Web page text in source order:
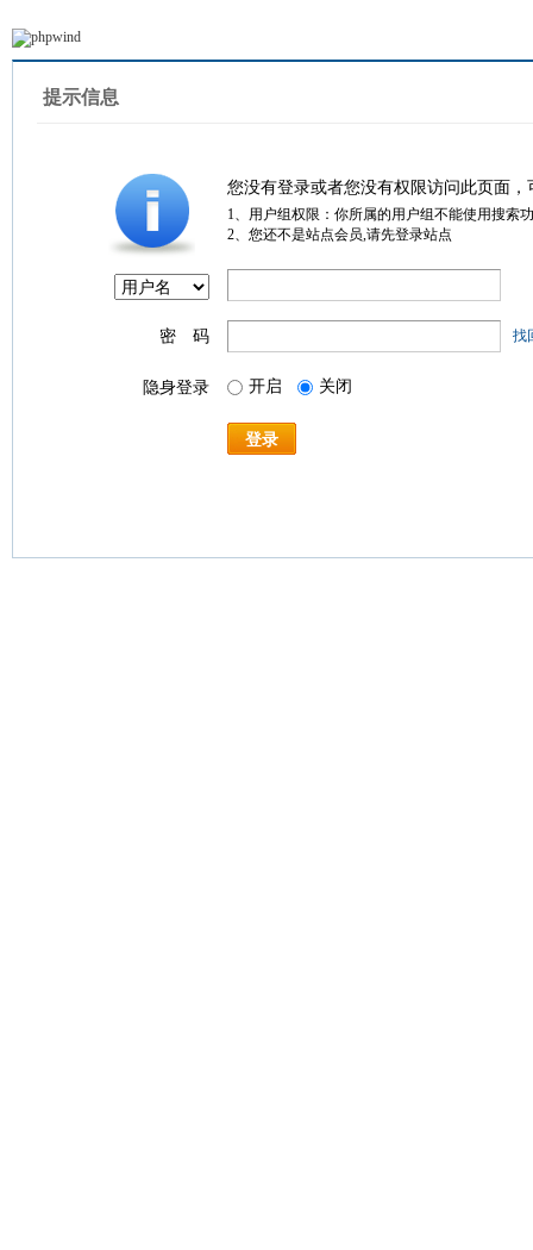
提示信息
您没有登录或者您没有权限访问此页面
1、用户组权限：你所属的用户组不能使用搜索
2、您还不是站点会员,请先登录站点
密 码 找
隐身登录 开启 关闭
登录